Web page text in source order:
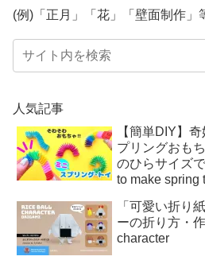
(例)「正月」「花」「壁面制作」
人気記事
【簡単DIY】
プリングおも
のひらサイズ
to make spring
「可愛い折り
ーの折り方・
character